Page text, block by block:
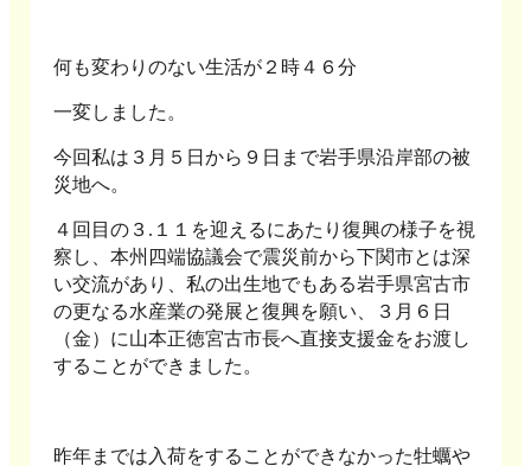
何も変わりのない生活が２時４６分
一変しました。
今回私は３月５日から９日まで岩手県沿岸部の被
災地へ。
４回目の３.１１を迎えるにあたり復興の様子を視
察し、本州四端協議会で震災前から下関市とは深
い交流があり、私の出生地でもある岩手県宮古市
の更なる水産業の発展と復興を願い、３月６日
（金）に山本正徳宮古市長へ直接支援金をお渡し
することができました。
昨年までは入荷をすることができなかった牡蠣や